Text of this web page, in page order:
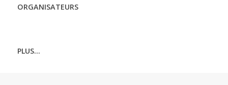
ORGANISATEURS
PLUS...